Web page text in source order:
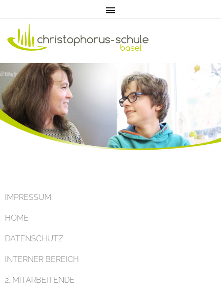
Home
IMPRESSUM
HOME
DATENSCHUTZ
INTERNER BEREICH
2. MITARBEITENDE